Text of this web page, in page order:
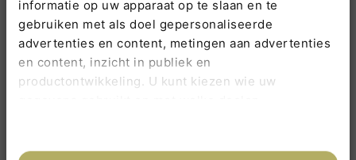
informatie op uw apparaat op te slaan en te
gebruiken met als doel gepersonaliseerde
advertenties en content, metingen aan advertenties
en content, inzicht in publiek en
productontwikkeling. U kunt kiezen wie uw
Nieuws
13 juli 2026 / Vanaf 12 juli 2026 bezorgt PostNL